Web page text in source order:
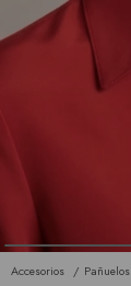
Accesorios Pañuelos